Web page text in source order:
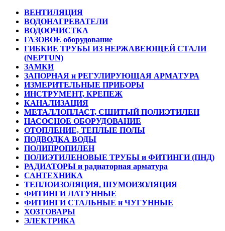
ВЕНТИЛЯЦИЯ
ВОДОНАГРЕВАТЕЛИ
ВОДООЧИСТКА
ГАЗОВОЕ оборудование
ГИБКИЕ ТРУБЫ ИЗ НЕРЖАВЕЮЩЕЙ СТАЛИ
(NEPTUN)
ЗАМКИ
ЗАПОРНАЯ и РЕГУЛИРУЮЩАЯ АРМАТУРА
ИЗМЕРИТЕЛЬНЫЕ ПРИБОРЫ
ИНСТРУМЕНТ, КРЕПЕЖ
КАНАЛИЗАЦИЯ
МЕТАЛЛОПЛАСТ, СШИТЫЙ ПОЛИЭТИЛЕН
НАСОСНОЕ ОБОРУДОВАНИЕ
ОТОПЛЕНИЕ, ТЕПЛЫЕ ПОЛЫ
ПОДВОДКА ВОДЫ
ПОЛИПРОПИЛЕН
ПОЛИЭТИЛЕНОВЫЕ ТРУБЫ и ФИТИНГИ (ПНД)
РАДИАТОРЫ и радиаторная арматура
САНТЕХНИКА
ТЕПЛОИЗОЛЯЦИЯ, ШУМОИЗОЛЯЦИЯ
ФИТИНГИ ЛАТУННЫЕ
ФИТИНГИ СТАЛЬНЫЕ и ЧУГУННЫЕ
ХОЗТОВАРЫ
ЭЛЕКТРИКА